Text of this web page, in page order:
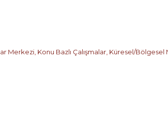
Merkezi Konu Bazlı Çalışmalar Küresel/Bölgesel